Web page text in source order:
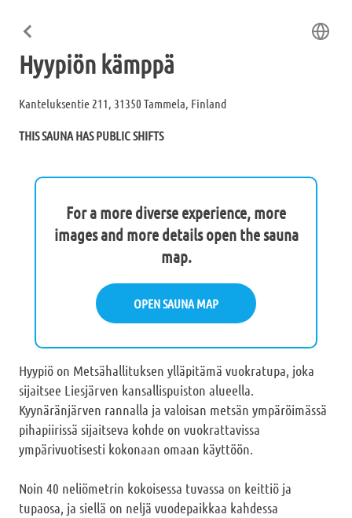
Hyypiön kämppä
Kanteluksentie 211, 31350 Tammela, Finland
THIS SAUNA HAS PUBLIC SHIFTS
For a more diverse experience, more
images and more details open the sauna
map.
OPEN SAUNA MAP
Hyypiö on Metsähallituksen ylläpitämä vuokratupa, joka
sijaitsee Liesjärven kansallispuiston alueella.
Kyynäränjärven rannalla ja valoisan metsän ympäröimässä
pihapiirissä sijaitseva kohde on vuokrattavissa
ympärivuotisesti kokonaan omaan käyttöön.
Noin 40 neliömetrin kokoisessa tuvassa on keittiö ja
tupaosa, ja siellä on neljä vuodepaikkaa kahdessa